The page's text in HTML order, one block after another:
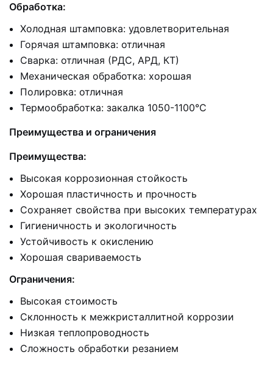
Обработка:
Холодная штамповка: удовлетворительная
Горячая штамповка: отличная
Сварка: отличная (РДС, АРД, КТ)
Механическая обработка: хорошая
Полировка: отличная
Термообработка: закалка 1050-1100°C
Преимущества и ограничения
Преимущества:
Высокая коррозионная стойкость
Хорошая пластичность и прочность
Сохраняет свойства при высоких температурах
Гигиеничность и экологичность
Устойчивость к окислению
Хорошая свариваемость
Ограничения:
Высокая стоимость
Склонность к межкристаллитной коррозии
Низкая теплопроводность
Сложность обработки резанием